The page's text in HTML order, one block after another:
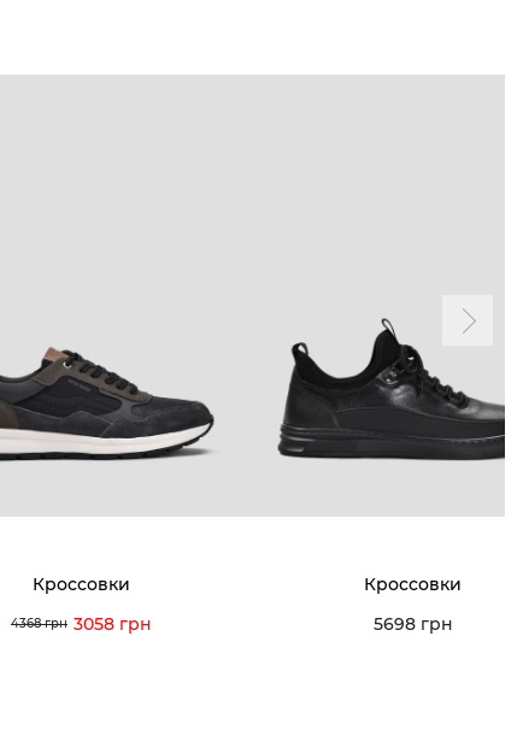
Кроссовки
4368 грн 3058 грн
Кроссовки
5698 грн